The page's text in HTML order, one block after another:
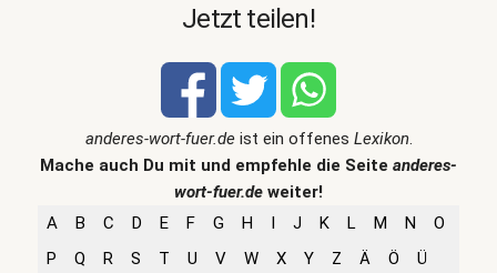
Jetzt teilen!
anderes-wort-fuer.deist ein offenes Lexikon.
Mache auch Du mit und empfehle die Seite anderes-
wort-fuer.de weiter!
A
B C D E F G H I J K L M N
O
P
Q R S T U V W X Y Z Ä Ö Ü